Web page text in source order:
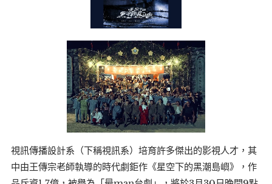
視訊傳播設計系（下稱視訊系）培育許多傑出的影視人才，其
中由王傳宗老師執導的時代劇鉅作《星空下的黑潮島嶼》，作